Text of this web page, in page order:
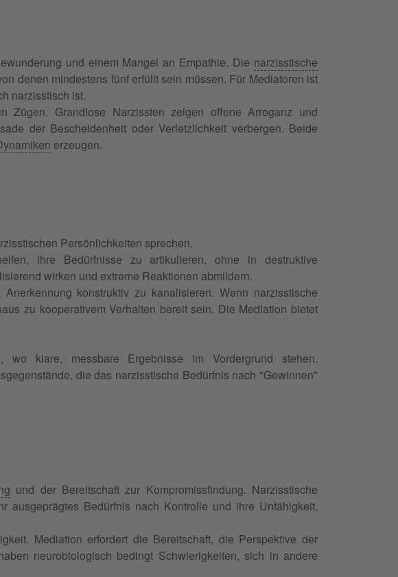
und einem Mangel an Empathie. Die narzisstische
denen mindestens fünf erfüllt sein müssen. Für Mediatoren ist
narzisstisch ist.
Zügen. Grandiose Narzissten zeigen offene Arroganz und
der Bescheidenheit oder Verletzlichkeit verbergen. Beide
erzeugen.
Persönlichkeiten sprechen.
ihre Bedürfnisse zu artikulieren, ohne in destruktive
wirken und extreme Reaktionen abmildern.
Anerkennung konstruktiv zu kanalisieren. Wenn narzisstische
zu kooperativem Verhalten bereit sein. Die Mediation bietet
klare, messbare Ergebnisse im Vordergrund stehen.
die das narzisstische Bedürfnis nach "Gewinnen"
und der Bereitschaft zur Kompromissfindung. Narzisstische
ausgeprägtes Bedürfnis nach Kontrolle und ihre Unfähigkeit,
Mediation erfordert die Bereitschaft, die Perspektive der
neurobiologisch bedingt Schwierigkeiten, sich in andere